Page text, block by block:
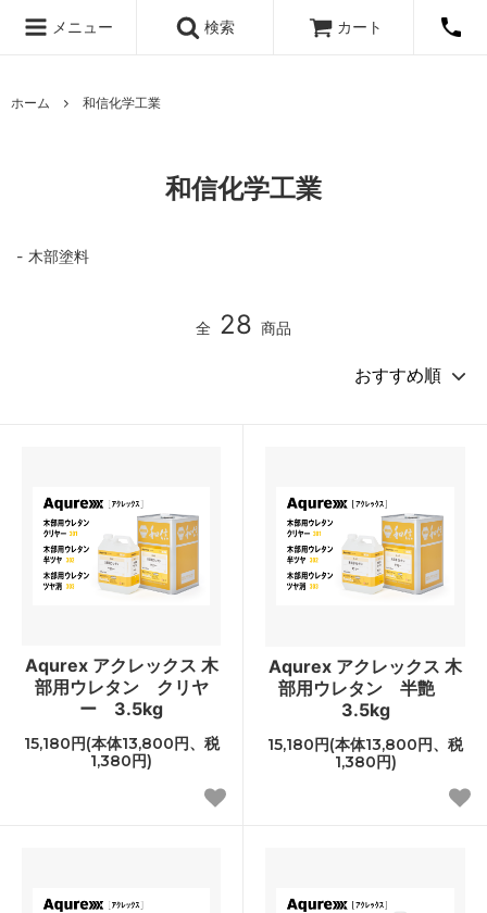
メニュー 検索 カート
ホーム 和信化学工業
和信化学工業
木部塗料
全 28 商品
Aqurex アクレックス 木
部用ウレタン クリヤ
ー 3.5kg
15,180円(本体13,800円、税
1,380円)
Aqurex アクレックス 木
部用ウレタン 半艶
3.5kg
15,180円(本体13,800円、税
1,380円)